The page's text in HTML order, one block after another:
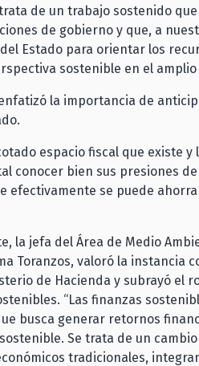
trata de un trabajo sostenido
de gobierno y que, a
Estado para orientar los
sostenible en el amplio
la importancia de
espacio fiscal que existe
conocer bien sus presiones
efectivamente se puede
la jefa del Área de Medio
Toranzos, valoró la instancia
de Hacienda y subrayó el
“Las finanzas
busca generar retornos
Se trata de un
tradicionales,